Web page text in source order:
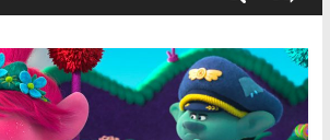
мероприятии «Сохраним
первоцветы!»
В вольере Воронинского
заповедника родились крапчатые
суслики